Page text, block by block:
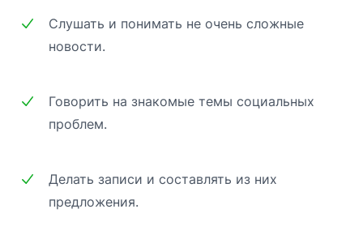
Слушать и понимать не очень сложные
новости.
Говорить на знакомые темы социальных
проблем.
Делать записи и составлять из них
предложения.